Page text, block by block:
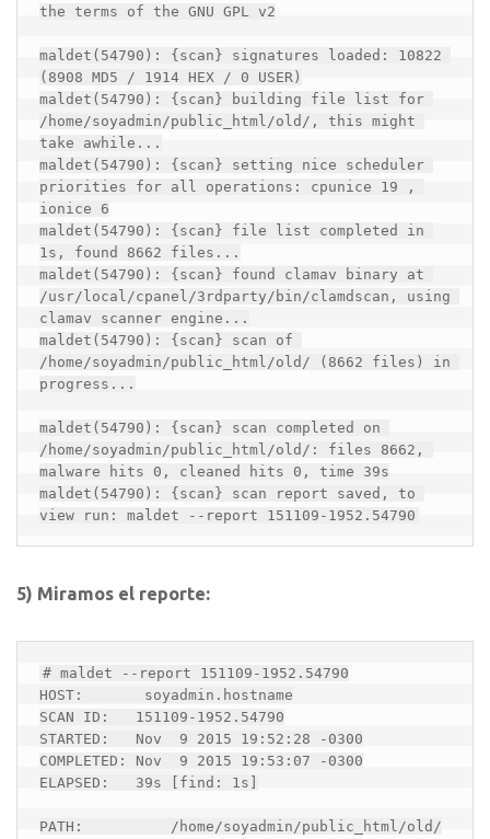
the terms of the GNU GPL v2
maldet(54790): {scan} signatures loaded: 10822
(8908 MD5 / 1914 HEX / 0 USER)
maldet(54790): {scan} building file list for
/home/soyadmin/public_html/old/, this might
take awhile...
maldet(54790): {scan} setting nice scheduler
priorities for all operations: cpunice 19 ,
ionice 6
maldet(54790): {scan} file list completed in
1s, found 8662 files...
maldet(54790): {scan} found clamav binary at
/usr/local/cpanel/3rdparty/bin/clamdscan, using
clamav scanner engine...
maldet(54790): {scan} scan of
/home/soyadmin/public_html/old/ (8662 files) in
progress...
maldet(54790): {scan} scan completed on
/home/soyadmin/public_html/old/: files 8662,
malware hits 0, cleaned hits 0, time 39s
maldet(54790): {scan} scan report saved, to
view run: maldet --report 151109-1952.54790
5) Miramos el reporte:
# maldet --report 151109-1952.54790
HOST:       soyadmin.hostname
SCAN ID:   151109-1952.54790
STARTED:   Nov  9 2015 19:52:28 -0300
COMPLETED: Nov  9 2015 19:53:07 -0300
ELAPSED:   39s [find: 1s]
PATH:          /home/soyadmin/public_html/old/